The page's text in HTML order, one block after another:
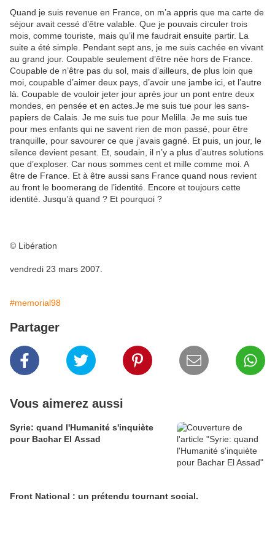
Quand je suis revenue en France, on m’a appris que ma carte de
séjour avait cessé d’être valable. Que je pouvais circuler trois
mois, comme touriste, mais qu’il me faudrait ensuite partir. La
suite a été simple. Pendant sept ans, je me suis cachée en vivant
au grand jour. Coupable seulement d’être née hors de France.
Coupable de n’être pas du sol, mais d’ailleurs, de plus loin que
moi, coupable d’aimer deux pays, d’avoir une jambe ici, et l’autre
là. Coupable de vouloir jeter jour après jour un pont entre deux
mondes, en pensée et en actes.Je me suis tue pour les sans-
papiers de Calais. Je me suis tue pour Melilla. Je me suis tue
pour mes enfants qui ne savent rien de mon passé, pour être
tranquille, pour savourer ce que j’avais gagné. Et puis, un jour, le
silence devient pesant. Et, soudain, il n’y a plus d’autres solutions
que d’exploser. Car nous sommes cent et mille comme moi. A
être de France. Et à être aussi sans France quand nous revient
au front le boomerang de l’identité. Encore et toujours cette
identité. Jusqu’à quand ? Et pourquoi ?
© Libération
vendredi 23 mars 2007.
#memorial98
Partager
Vous aimerez aussi
Syrie: quand l'Humanité s'inquiète
pour Bachar El Assad
Front National : un prétendu tournant social.